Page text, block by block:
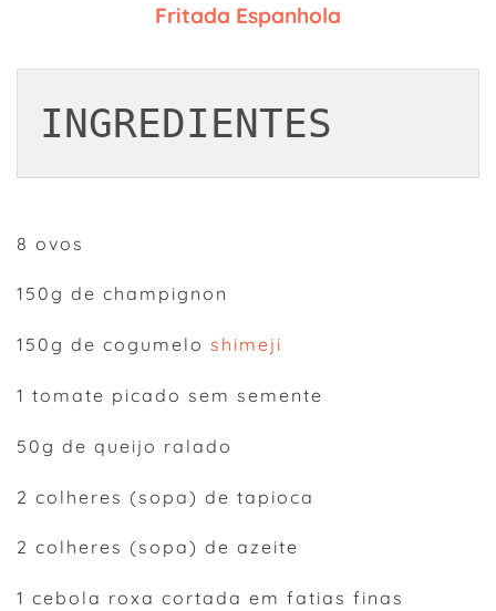
Fritada Espanhola
INGREDIENTES
8 ovos
150g de champignon
150g de cogumelo shimeji
1 tomate picado sem semente
50g de queijo ralado
2 colheres (sopa) de tapioca
2 colheres (sopa) de azeite
1 cebola roxa cortada em fatias finas